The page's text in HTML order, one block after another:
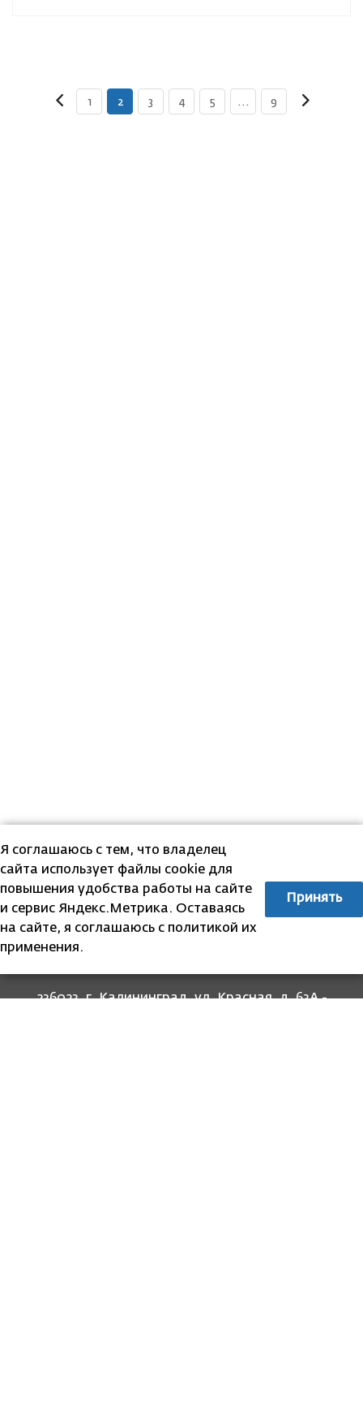
1 2 3 4 5 ... 9
236023, г. Калининград, ул. Красная, д. 63А -
Я соглашаюсь с тем, что владелец
сайта использует файлы cookie для
повышения удобства работы на сайте
и сервис Яндекс.Метрика. Оставаясь
на сайте, я соглашаюсь с политикой их
применения.
Принять